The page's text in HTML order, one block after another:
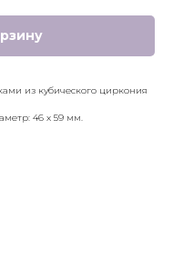
из кубического циркония
46 x 59 мм.